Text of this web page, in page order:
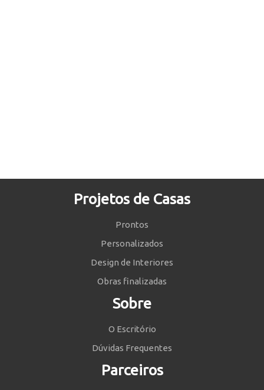
Projetos de Casas
Prontos
Personalizados
Design de Interiores
Obras finalizadas
Sobre
O Escritório
Dúvidas Frequentes
Parceiros